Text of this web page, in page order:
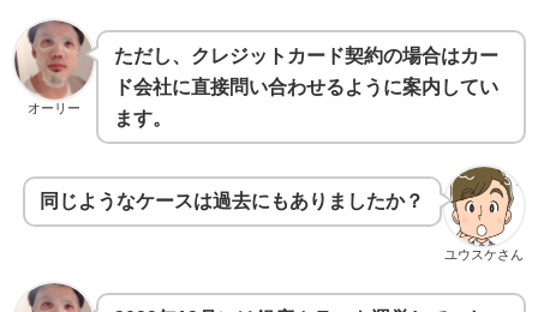
オーリー
ただし、クレジットカード契約の場合はカー
ド会社に直接問い合わせるように案内してい
ます。
ユウスケさん
同じようなケースは過去にもありましたか？